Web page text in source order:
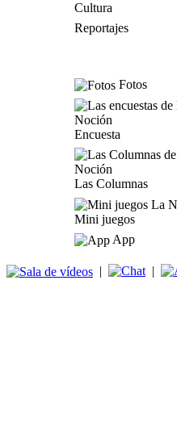
Cultura
Reportajes
Fotos
Encuesta
Las Columnas
Mini juegos
App
| |